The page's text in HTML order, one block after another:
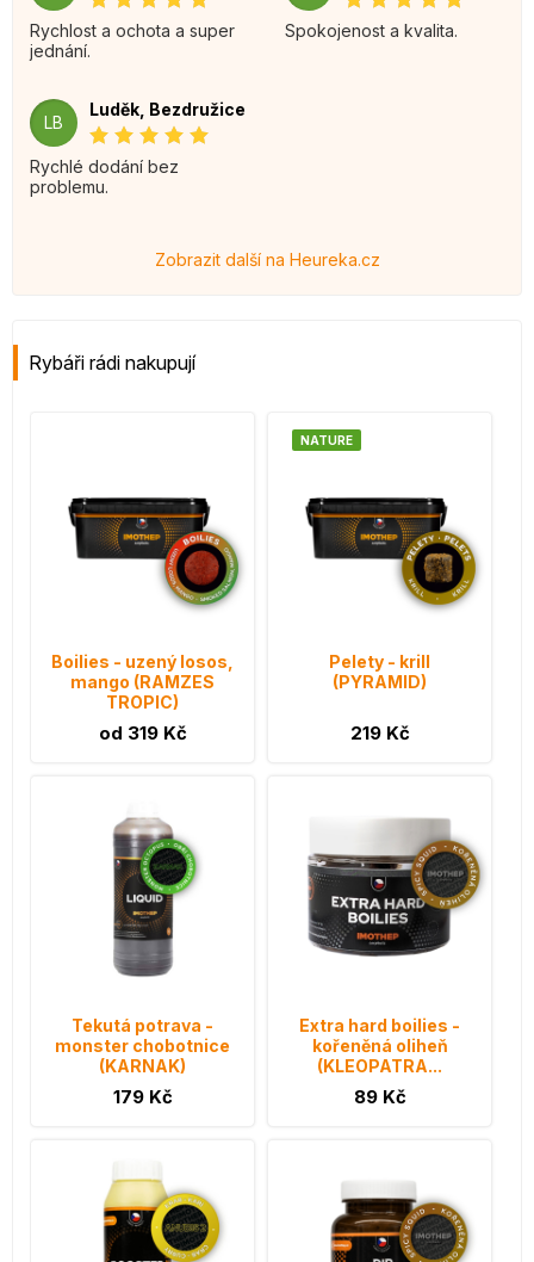
Rychlost a ochota a super
jednání.
Spokojenost a kvalita.
LB
Luděk, Bezdružice
Rychlé dodání bez
problemu.
Zobrazit další na Heureka.cz
Rybáři rádi nakupují
Boilies - uzený losos,
mango (RAMZES
TROPIC)
od 319 Kč
NATURE
Pelety - krill
(PYRAMID)
219 Kč
Tekutá potrava -
monster chobotnice
(KARNAK)
179 Kč
Extra hard boilies -
kořeněná oliheň
(KLEOPATRA...
89 Kč